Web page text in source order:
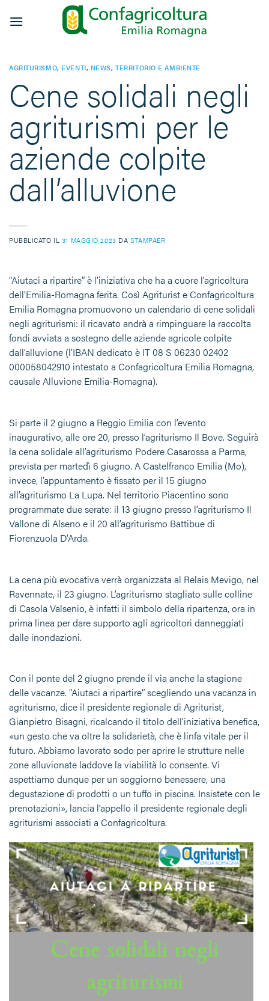
AGRITURISMO, EVENTI, NEWS,TERRITORIO E AMBIENTE
Cene solidali negli
agriturismi per le
aziende colpite
dall’alluvione
PUBBLICATO IL 31 MAGGIO 2023 DA STAMPAER
“Aiutaci a ripartire” è l’iniziativa che ha a cuore l’agricoltura
dell’Emilia-Romagna ferita. Così Agriturist e Confagricoltura
Emilia Romagna promuovono un calendario di cene solidali
negli agriturismi: il ricavato andrà a rimpinguare la raccolta
fondi avviata a sostegno delle aziende agricole colpite
dall’alluvione (l’IBAN dedicato è IT 08 S 06230 02402
000058042910 intestato a Confagricoltura Emilia Romagna,
causale Alluvione Emilia-Romagna).
Si parte il 2 giugno a Reggio Emilia con l’evento
inaugurativo, alle ore 20, presso l’agriturismo Il Bove. Seguirà
la cena solidale all’agriturismo Podere Casarossa a Parma,
prevista per martedì 6 giugno. A Castelfranco Emilia (Mo),
invece, l’appuntamento è fissato per il 15 giugno
all’agriturismo La Lupa. Nel territorio Piacentino sono
programmate due serate: il 13 giugno presso l’agriturismo Il
Vallone di Alseno e il 20 all’agriturismo Battibue di
Fiorenzuola D’Arda.
La cena più evocativa verrà organizzata al Relais Mevigo, nel
Ravennate, il 23 giugno. L’agriturismo stagliato sulle colline
di Casola Valsenio, è infatti il simbolo della ripartenza, ora in
prima linea per dare supporto agli agricoltori danneggiati
dalle inondazioni.
Con il ponte del 2 giugno prende il via anche la stagione
delle vacanze. ”Aiutaci a ripartire” scegliendo una vacanza in
agriturismo, dice il presidente regionale di Agriturist,
Gianpietro Bisagni, ricalcando il titolo dell’iniziativa benefica,
«un gesto che va oltre la solidarietà, che è linfa vitale per il
futuro. Abbiamo lavorato sodo per aprire le strutture nelle
zone alluvionate laddove la viabilità lo consente. Vi
aspettiamo dunque per un soggiorno benessere, una
degustazione di prodotti o un tuffo in piscina. Insistete con le
prenotazioni», lancia l’appello il presidente regionale degli
agriturismi associati a Confagricoltura.